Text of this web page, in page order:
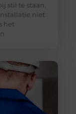
stil te staan.
niet
het